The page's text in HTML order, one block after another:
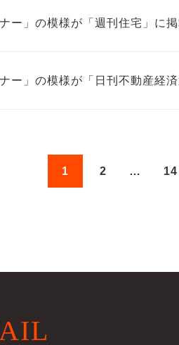
ー」の模様が「週刊住宅」に
ー」の模様が「日刊不動産経
1 2 … 14